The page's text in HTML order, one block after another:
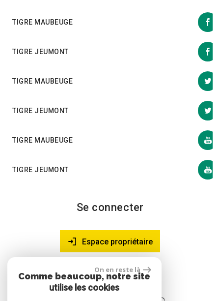
TIGRE MAUBEUGE
TIGRE JEUMONT
TIGRE MAUBEUGE
TIGRE JEUMONT
TIGRE MAUBEUGE
TIGRE JEUMONT
Se connecter
Espace propriétaire
site réalisé par
On en reste là
Comme beaucoup, notre site
utilise les cookies